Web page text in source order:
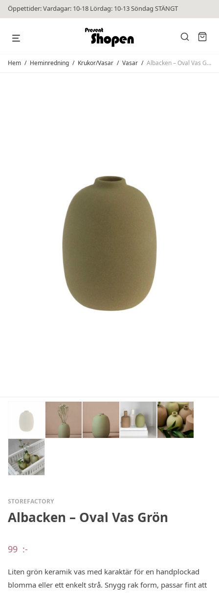
Öppettider: Vardagar: 10-18 Lördag: 10-13 Söndag STÄNGT
Hem / Heminredning / Krukor/Vasar / Vasar / Albacken – Oval Vas Grön
STOREFACTORY
Albacken – Oval Vas Grön
99 :-
Liten grön keramik vas med karaktär för en handplockad
blomma eller ett enkelt strå. Snygg rak form, passar fint att